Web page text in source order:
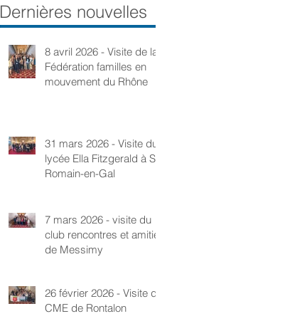
Dernières nouvelles
8 avril 2026 - Visite de la
Fédération familles en
mouvement du Rhône
31 mars 2026 - Visite du
lycée Ella Fitzgerald à St-
Romain-en-Gal
7 mars 2026 - visite du
club rencontres et amitié
de Messimy
26 février 2026 - Visite du
CME de Rontalon